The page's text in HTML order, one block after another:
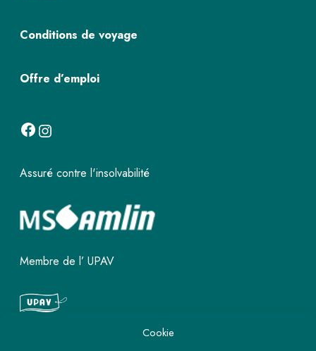
Cookie
Conditions de voyage
Offre d’emploi
Facebook
Assuré contre l'insolvabilité
Membre de l’ UPAV